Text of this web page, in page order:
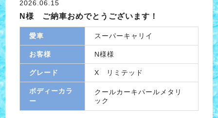
2026.06.15
N様 ご納車おめでとうございます！
愛車 スーパーキャリイ
お客様 N様様
グレード X リミテッド
ボディーカラ
ー
クールカーキパールメタリ
ック